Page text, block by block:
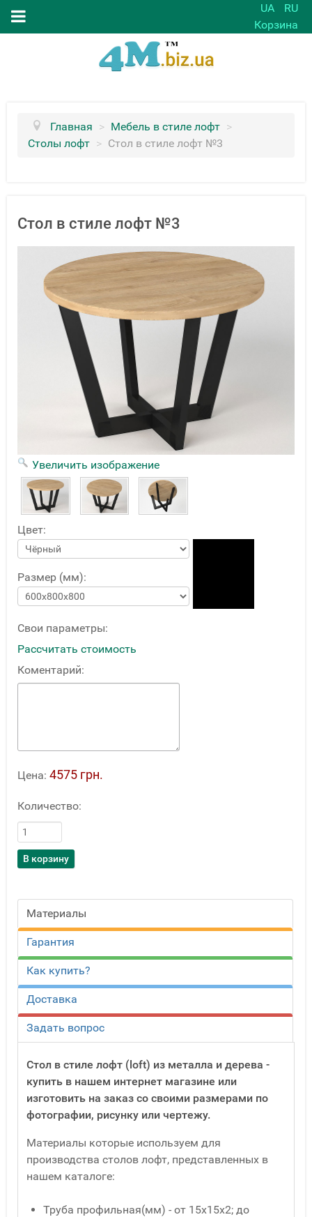
UA
RU
Корзина
Главная > Мебель в стиле лофт >
Столы лофт > Стол в стиле лофт №3
Стол в стиле лофт №3
Увеличить изображение
Цвет:
Размер (мм):
Свои параметры:
Рассчитать стоимость
Коментарий:
Цена: 4575 грн.
Количество:
Материалы
Гарантия
Как купить?
Доставка
Задать вопрос
Стол в стиле лофт (loft) из металла и дерева -
купить в нашем интернет магазине или
изготовить на заказ со своими размерами по
фотографии, рисунку или чертежу.
Материалы которые используем для
производства столов лофт, представленных в
нашем каталоге:
Труба профильная(мм) - от 15x15x2; до